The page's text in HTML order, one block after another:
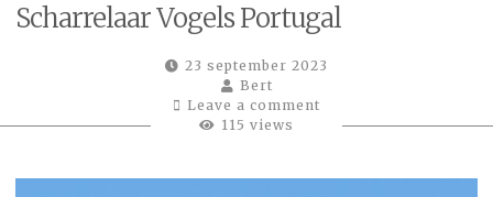
Scharrelaar Vogels Portugal
23 september 2023
Bert
Leave a comment
115 views